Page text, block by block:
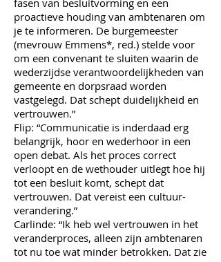
fasen van besluitvorming en een
proactieve houding van ambtenaren om
je te informeren. De burgemeester
(mevrouw Emmens*, red.) stelde voor
om een convenant te sluiten waarin de
wederzijdse verantwoordelijkheden van
gemeente en dorpsraad worden
vastgelegd. Dat schept duidelijkheid en
vertrouwen.”
Flip: “Communicatie is inderdaad erg
belangrijk, hoor en wederhoor in een
open debat. Als het proces correct
verloopt en de wethouder uitlegt hoe hij
tot een besluit komt, schept dat
vertrouwen. Dat vereist een cultuur-
verandering.”
Carlinde: “Ik heb wel vertrouwen in het
veranderproces, alleen zijn ambtenaren
tot nu toe wat minder betrokken. Dat zie